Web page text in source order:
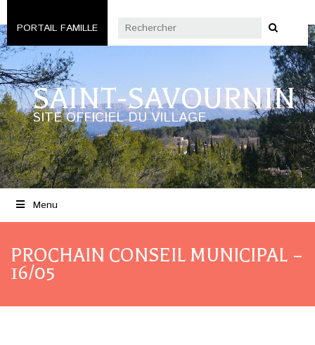
PORTAIL FAMILLE
SAINT-SAVOURNIN
SITE OFFICIEL DU VILLAGE
Menu
PROCHAIN CONSEIL MUNICIPAL –
16/05